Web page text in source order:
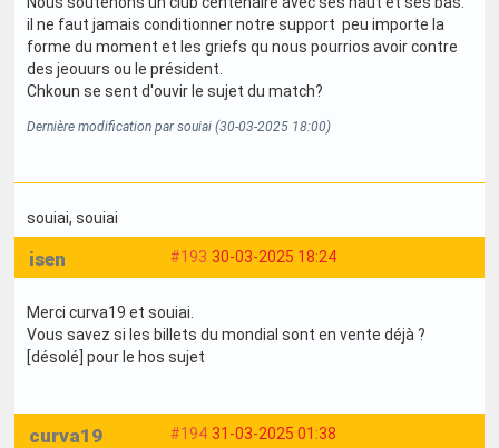
il ne faut jamais conditionner notre support peu importe la
forme du moment et les griefs qu nous pourrios avoir contre
des jeouurs ou le président.
Chkoun se sent d'ouvir le sujet du match?
Dernière modification par souiai (30-03-2025 18:00)
souiai, souiai
#193 30-03-2025 18:24
isen
Merci curva19 et souiai.
Vous savez si les billets du mondial sont en vente déjà ?
[désolé] pour le hos sujet
#194 31-03-2025 01:38
curva19